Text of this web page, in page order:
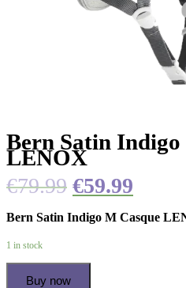
Bern Satin Indigo
LENOX
€79.99 €59.99
Bern Satin Indigo M Casque
1 in stock
Buy now